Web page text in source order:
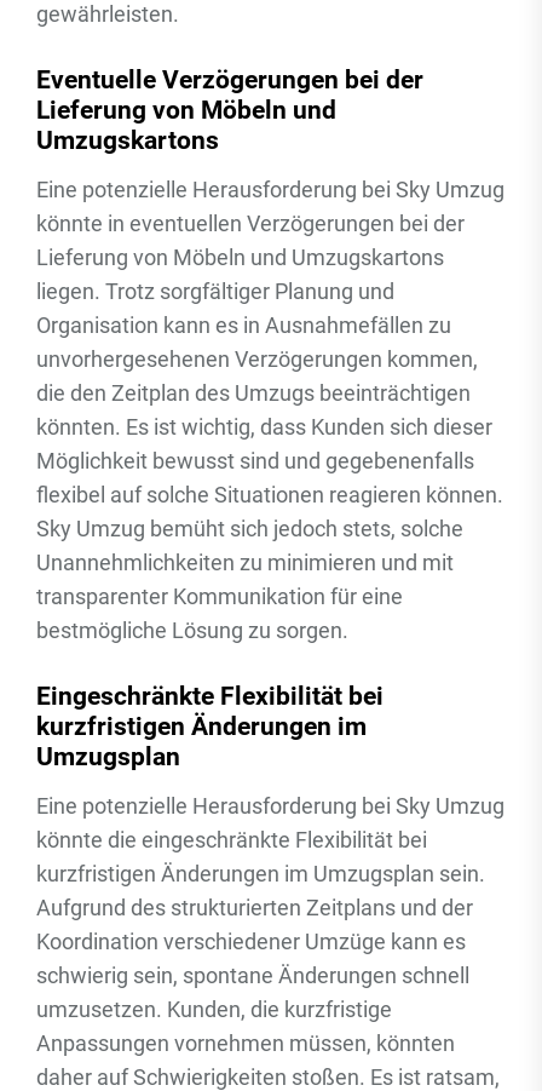
gewährleisten.
Eventuelle Verzögerungen bei der
Lieferung von Möbeln und
Umzugskartons
Eine potenzielle Herausforderung bei Sky Umzug
könnte in eventuellen Verzögerungen bei der
Lieferung von Möbeln und Umzugskartons
liegen. Trotz sorgfältiger Planung und
Organisation kann es in Ausnahmefällen zu
unvorhergesehenen Verzögerungen kommen,
die den Zeitplan des Umzugs beeinträchtigen
könnten. Es ist wichtig, dass Kunden sich dieser
Möglichkeit bewusst sind und gegebenenfalls
flexibel auf solche Situationen reagieren können.
Sky Umzug bemüht sich jedoch stets, solche
Unannehmlichkeiten zu minimieren und mit
transparenter Kommunikation für eine
bestmögliche Lösung zu sorgen.
Eingeschränkte Flexibilität bei
kurzfristigen Änderungen im
Umzugsplan
Eine potenzielle Herausforderung bei Sky Umzug
könnte die eingeschränkte Flexibilität bei
kurzfristigen Änderungen im Umzugsplan sein.
Aufgrund des strukturierten Zeitplans und der
Koordination verschiedener Umzüge kann es
schwierig sein, spontane Änderungen schnell
umzusetzen. Kunden, die kurzfristige
Anpassungen vornehmen müssen, könnten
daher auf Schwierigkeiten stoßen. Es ist ratsam,